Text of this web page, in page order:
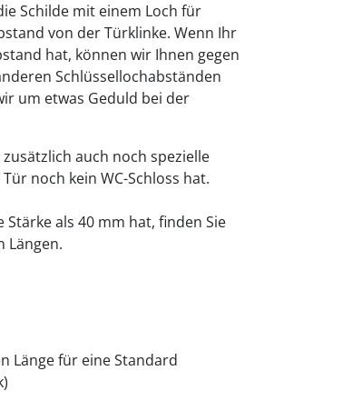
Schilde mit einem Loch für
von der Türklinke. Wenn Ihr
hat, können wir Ihnen gegen
Schlüssellochabständen
um etwas Geduld bei der
auch noch spezielle
noch kein WC-Schloss hat.
als 40 mm hat, finden Sie
Längen.
Länge für eine Standard